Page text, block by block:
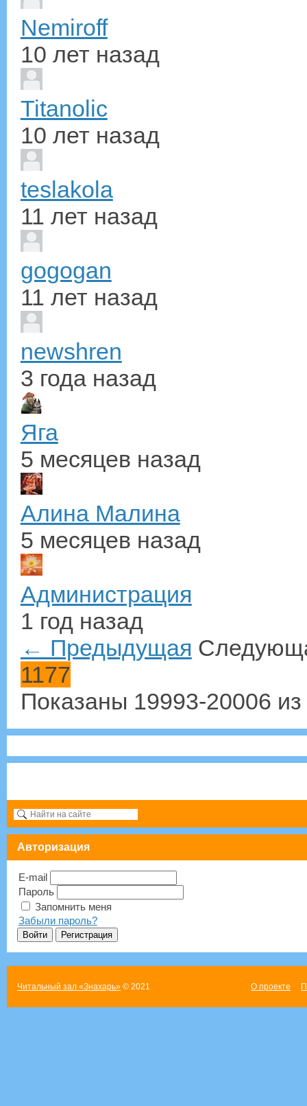
Nemiroff
10 лет назад
Titanolic
10 лет назад
teslakola
11 лет назад
gogogan
11 лет назад
newshren
3 года назад
Яга
5 месяцев назад
Алина Малина
5 месяцев назад
Администрация
1 год назад
← Предыдущая
1177
Показаны 19993-20006
Авторизация
E-mail
Пароль
Запомнить меня
Забыли пароль?
Читальный зал «Знахарь»© 2021 О проекте